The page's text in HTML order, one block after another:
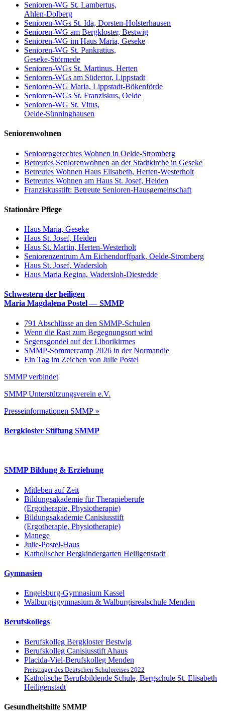
Senioren-WG St. Lambertus,
Ahlen-Dolberg
Senioren-WGs St. Ida, Dorsten-Holsterhausen
Senioren-WG am Bergkloster, Bestwig
Senioren-WG im Haus Maria, Geseke
Senioren-WG St. Pankratius,
Geseke-Störmede
Senioren-WGs St. Martinus, Herten
Senioren-WGs am Südertor, Lippstadt
Senioren-WG Maria, Lippstadt-Bökenförde
Senioren-WGs St. Franziskus, Oelde
Senioren-WG St. Vitus,
Oelde-Sünninghausen
Seniorenwohnen
Seniorengerechtes Wohnen in Oelde-Stromberg
Betreutes Seniorenwohnen an der Stadtkirche in Geseke
Betreutes Wohnen Haus Elisabeth, Herten-Westerholt
Betreutes Wohnen am Haus St. Josef, Heiden
Franziskusstift: Betreute Senioren-Hausgemeinschaft
Stationäre Pflege
Haus Maria, Geseke
Haus St. Josef, Heiden
Haus St. Martin, Herten-Westerholt
Seniorenzentrum Am Eichendorffpark, Oelde-Stromberg
Haus St. Josef, Wadersloh
Haus Maria Regina, Wadersloh-Diestedde
Schwestern der heiligen
Maria Magdalena Postel — SMMP
791 Abschlüsse an den SMMP-Schulen
Wenn die Rast zum Begegnungsort wird
Segensgondel auf der Liborikirmes
SMMP-Sommercamp 2026 in der Normandie
Ein Tag im Zeichen von Julie Postel
SMMP verbindet
SMMP Unterstützungsverein e.V.
Presseinformationen SMMP »
Bergkloster Stiftung SMMP
SMMP Bildung & Erziehung
Mitleben auf Zeit
Bildungsakademie für Therapieberufe
(Ergotherapie, Physiotherapie)
Bildungsakademie Canisiusstift
(Ergotherapie, Physiotherapie)
Manege
Julie-Postel-Haus
Katholischer Bergkindergarten Heiligenstadt
Gymnasien
Engelsburg-Gymnasium Kassel
Walburgisgymnasium & Walburgisrealschule Menden
Berufskollegs
Berufskolleg Bergkloster Bestwig
Berufskolleg Canisiusstift Ahaus
Placida-Viel-Berufskolleg Menden
Preisträger des Deutschen Schulpreises 2022
Katholische Berufsbildende Schule, Bergschule St. Elisabeth
Heiligenstadt
Gesundheitshilfe SMMP